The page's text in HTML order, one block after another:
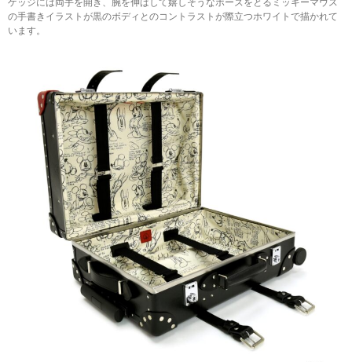
の手書きイラストが黒のボディとのコントラストが際立つホワイトで描かれて
います。